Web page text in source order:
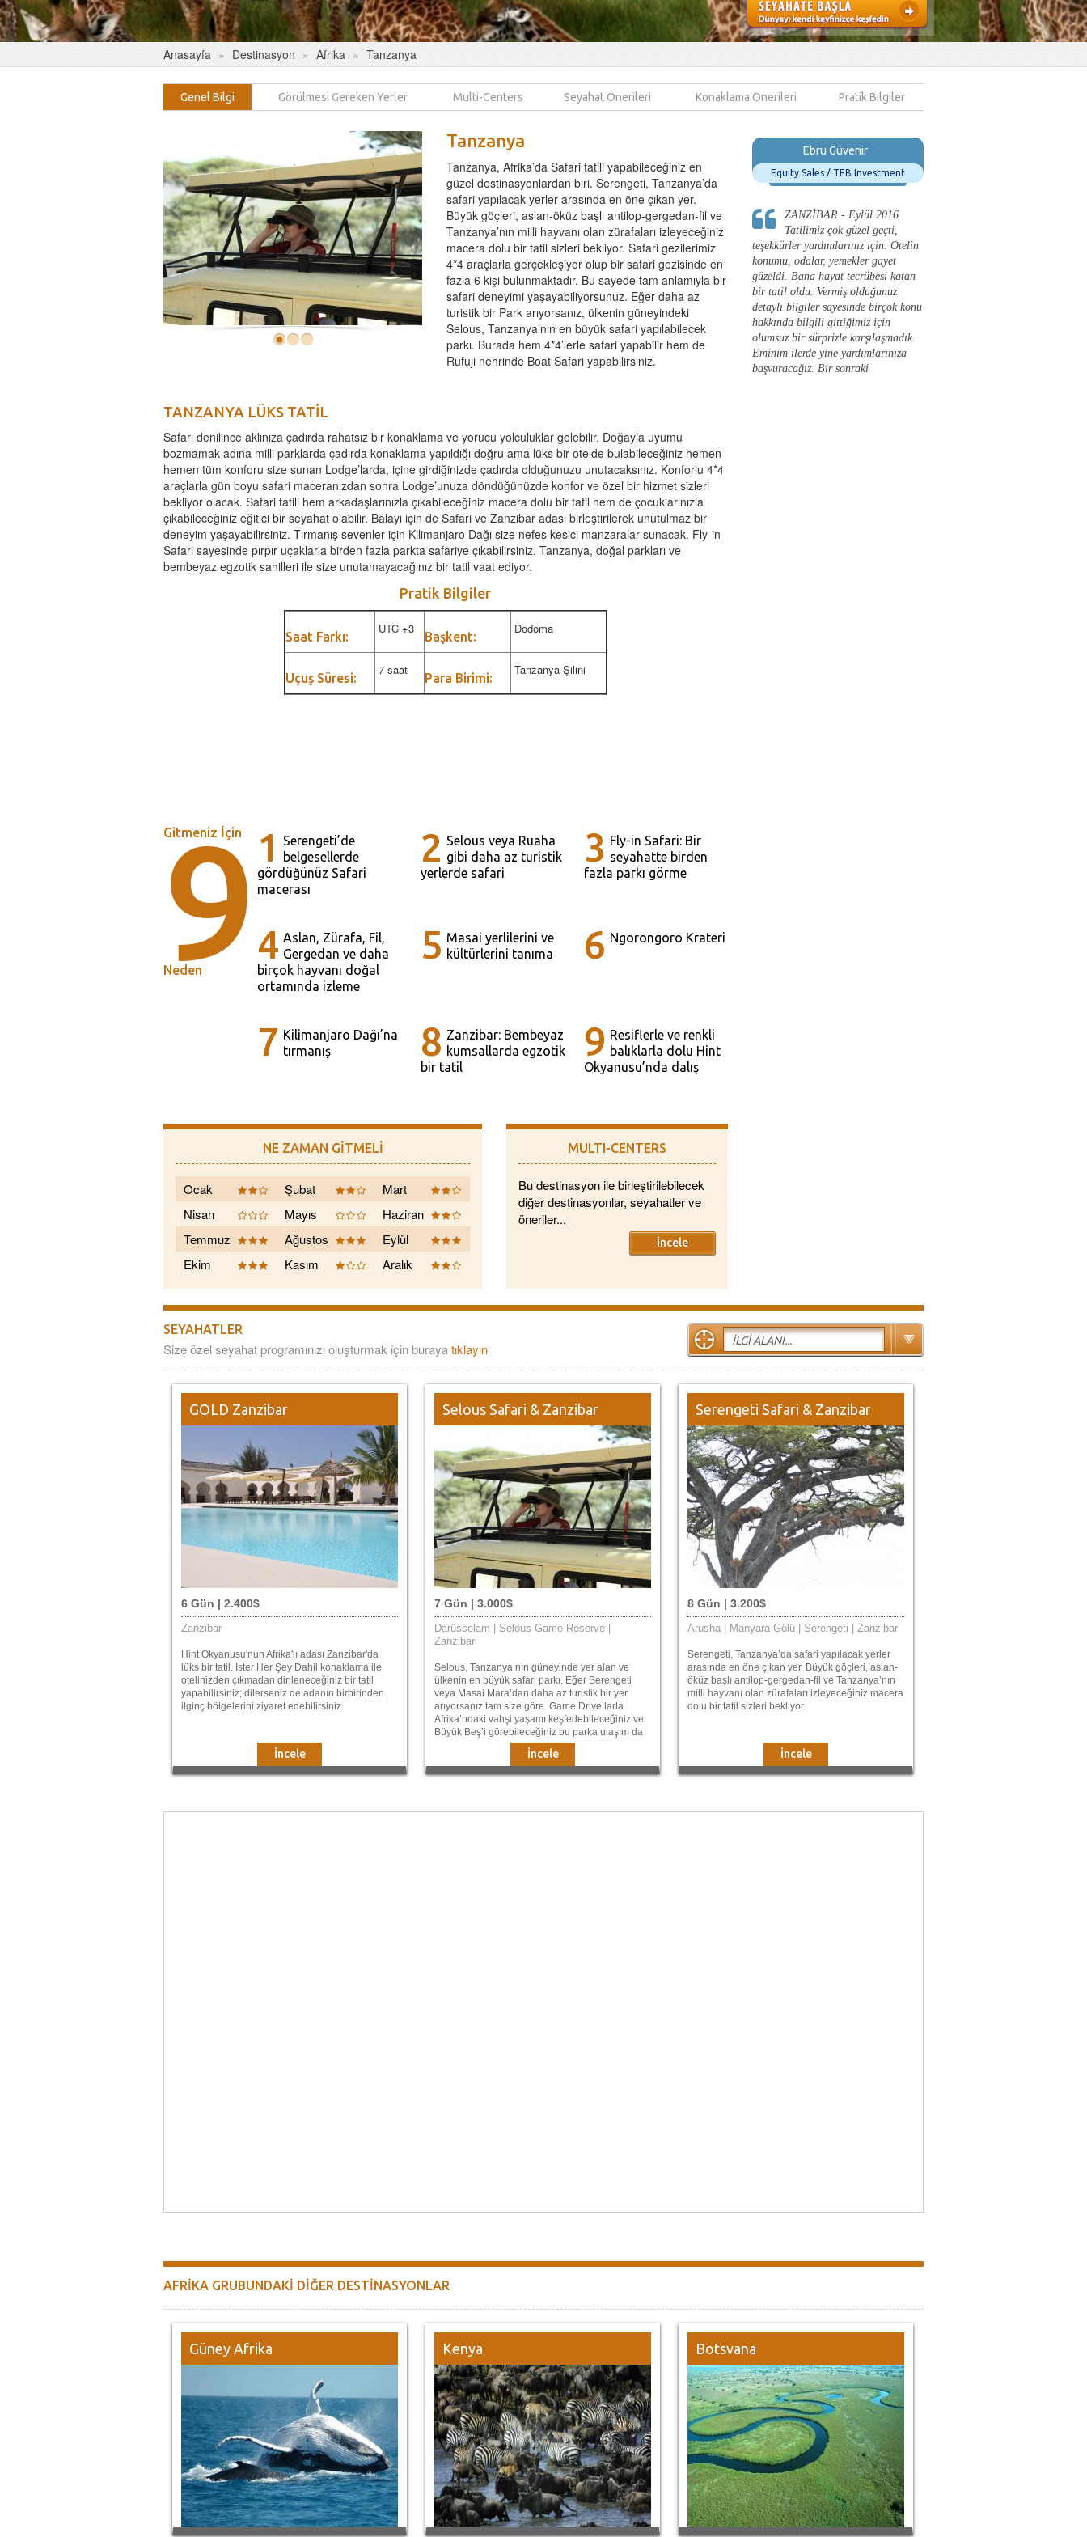
Anasayfa Destinasyon Afrika Tanzanya
Genel Bilgi Görülmesi Gereken Yerler Multi-Centers Seyahat Önerileri Konaklama Önerileri Pratik Bilgiler
Tanzanya
Tanzanya, Afrika’da Safari tatili yapabileceğiniz en
güzel destinasyonlardan biri. Serengeti, Tanzanya’da
safari yapılacak yerler arasında en öne çıkan yer.
Büyük göçleri, aslan-öküz başlı antilop-gergedan-fil ve
Tanzanya’nın milli hayvanı olan zürafaları izleyeceğiniz
macera dolu bir tatil sizleri bekliyor. Safari gezilerimiz
4*4 araçlarla gerçekleşiyor olup bir safari gezisinde en
fazla 6 kişi bulunmaktadır. Bu sayede tam anlamıyla bir
safari deneyimi yaşayabiliyorsunuz. Eğer daha az
turistik bir Park arıyorsanız, ülkenin güneyindeki
Selous, Tanzanya’nın en büyük safari yapılabilecek
parkı. Burada hem 4*4’lerle safari yapabilir hem de
Rufuji nehrinde Boat Safari yapabilirsiniz.
TANZANYA LÜKS TATİL
Safari denilince aklınıza çadırda rahatsız bir konaklama ve yorucu yolculuklar gelebilir. Doğayla uyumu
bozmamak adına milli parklarda çadırda konaklama yapıldığı doğru ama lüks bir otelde bulabileceğiniz hemen
hemen tüm konforu size sunan Lodge’larda, içine girdiğinizde çadırda olduğunuzu unutacaksınız. Konforlu 4*4
araçlarla gün boyu safari maceranızdan sonra Lodge’unuza döndüğünüzde konfor ve özel bir hizmet sizleri
bekliyor olacak. Safari tatili hem arkadaşlarınızla çıkabileceğiniz macera dolu bir tatil hem de çocuklarınızla
çıkabileceğiniz eğitici bir seyahat olabilir. Balayı için de Safari ve Zanzibar adası birleştirilerek unutulmaz bir
deneyim yaşayabilirsiniz. Tırmanış sevenler için Kilimanjaro Dağı size nefes kesici manzaralar sunacak. Fly-in
Safari sayesinde pırpır uçaklarla birden fazla parkta safariye çıkabilirsiniz. Tanzanya, doğal parkları ve
bembeyaz egzotik sahilleri ile size unutamayacağınız bir tatil vaat ediyor.
Pratik Bilgiler
Saat Farkı:
UTC +3
Başkent:
Dodoma
Uçuş Süresi:
7 saat
Para Birimi:
Tanzanya Şilini
Gitmeniz İçin
9
Neden
1
Serengeti’de
belgesellerde
gördüğünüz Safari
macerası
2 Selous veya Ruaha
gibi daha az turistik
yerlerde safari
3 Fly-in Safari: Bir
seyahatte birden
fazla parkı görme
4 Aslan, Zürafa, Fil,
Gergedan ve daha
birçok hayvanı doğal
ortamında izleme
5 Masai yerlilerini ve
kültürlerini tanıma
6 Ngorongoro Krateri
7 Kilimanjaro Dağı’na
tırmanış
8 Zanzibar: Bembeyaz
kumsallarda egzotik
bir tatil
9 Resiflerle ve renkli
balıklarla dolu Hint
Okyanusu’nda dalış
NE ZAMAN GİTMELİ
Ocak Şubat
Mart
Nisan
Mayıs
Haziran
Temmuz
Ağustos
Eylül
Ekim
Kasım Aralık
MULTI-CENTERS
Bu destinasyon ile birleştirilebilecek
diğer destinasyonlar, seyahatler ve
öneriler...
İncele
Ebru Güvenir
Equity Sales / TEB Investment
ZANZİBAR - Eylül 2016
Tatilimiz çok güzel geçti,
teşekkürler yardımlarınız için. Otelin
konumu, odalar, yemekler gayet
güzeldi. Bana hayat tecrübesi katan
bir tatil oldu. Vermiş olduğunuz
detaylı bilgiler sayesinde birçok konu
hakkında bilgili gittiğimiz için
olumsuz bir sürprizle karşılaşmadık.
Eminim ilerde yine yardımlarınıza
başvuracağız. Bir sonraki
İLGİ ALANI...
SEYAHATLER
Size özel seyahat programınızı oluşturmak için burayatıklayın
GOLD Zanzibar
6 Gün | 2.400$
Zanzibar
Hint Okyanusu'nun Afrika'lı adası Zanzibar'da
lüks bir tatil. İster Her Şey Dahil konaklama ile
otelinizden çıkmadan dinleneceğiniz bir tatil
yapabilirsiniz; dilerseniz de adanın birbirinden
ilginç bölgelerini ziyaret edebilirsiniz.
İncele
Selous Safari & Zanzibar
7 Gün | 3.000$
Darüsselam | Selous Game Reserve |
Zanzibar
Selous, Tanzanya’nın güneyinde yer alan ve
ülkenin en büyük safari parkı. Eğer Serengeti
veya Masai Mara’dan daha az turistik bir yer
arıyorsanız tam size göre. Game Drive’larla
Afrika’ndaki vahşi yaşamı keşfedebileceğiniz ve
Büyük Beş’i görebileceğiniz bu parka ulaşım da
İncele
Serengeti Safari & Zanzibar
8 Gün | 3.200$
Arusha | Manyara Gölü | Serengeti | Zanzibar
Serengeti, Tanzanya’da safari yapılacak yerler
arasında en öne çıkan yer. Büyük göçleri, aslan-
öküz başlı antilop-gergedan-fil ve Tanzanya’nın
milli hayvanı olan zürafaları izleyeceğiniz macera
dolu bir tatil sizleri bekliyor.
İncele
AFRİKA GRUBUNDAKİ DİĞER DESTİNASYONLAR
Güney Afrika Kenya Botsvana